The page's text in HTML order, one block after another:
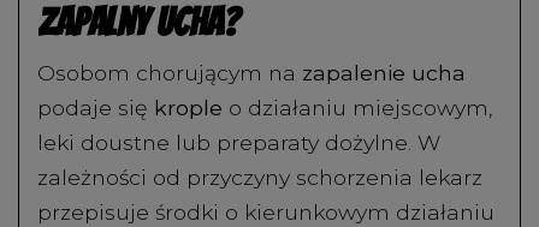
zapalny ucha?
Osobom chorującym na zapalenie ucha
podaje się krople o działaniu miejscowym,
leki doustne lub preparaty dożylne. W
zależności od przyczyny schorzenia lekarz
przepisuje środki o kierunkowym działaniu